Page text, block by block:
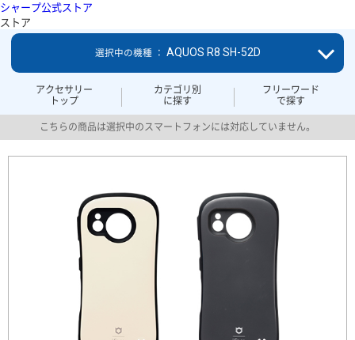
シャープ公式ストア
ストア
アクセサリー
トップ
カテゴリ別
に探す
フリーワード
で探す
選択中の機種 ： AQUOS R8 SH-52D
こちらの商品は選択中のスマートフォンには対応していません。